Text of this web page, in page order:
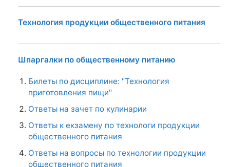
Технология продукции общественного питания
Шпаргалки по общественному питанию
Билеты по дисциплине: "Технология
приготовления пищи"
Ответы на зачет по кулинарии
Ответы к екзамену по технологи продукции
общественного питания
Ответы на вопросы по технологии продукции
общественного питания